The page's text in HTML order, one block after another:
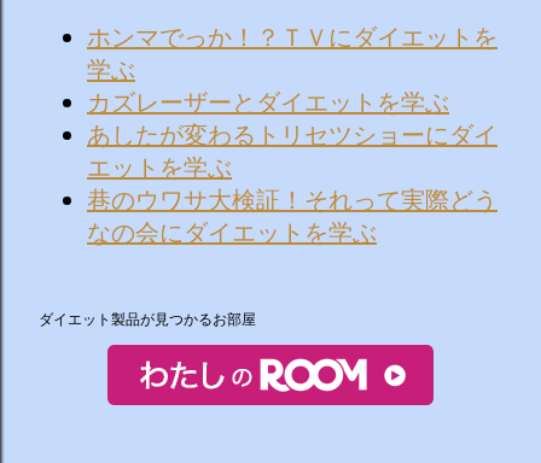
ホンマでっか！？ＴＶにダイエットを
学ぶ
カズレーザーとダイエットを学ぶ
あしたが変わるトリセツショーにダイ
エットを学ぶ
巷のウワサ大検証！それって実際どう
なの会にダイエットを学ぶ
ダイエット製品が見つかるお部屋